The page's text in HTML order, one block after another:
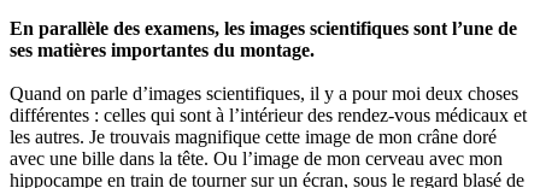
En parallèle des examens, les images scientifiques sont l’une de
ses matières importantes du montage.
Quand on parle d’images scientifiques, il y a pour moi deux choses
différentes : celles qui sont à l’intérieur des rendez-vous médicaux et
les autres. Je trouvais magnifique cette image de mon crâne doré
avec une bille dans la tête. Ou l’image de mon cerveau avec mon
hippocampe en train de tourner sur un écran, sous le regard blasé de